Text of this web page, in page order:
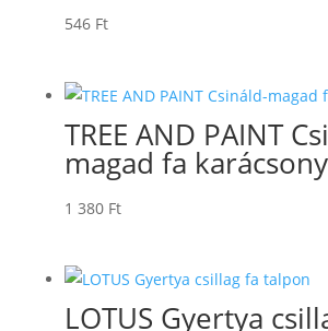
546 Ft
TREE AND PAINT
magad fa
1 380 Ft
LOTUS Gyertya